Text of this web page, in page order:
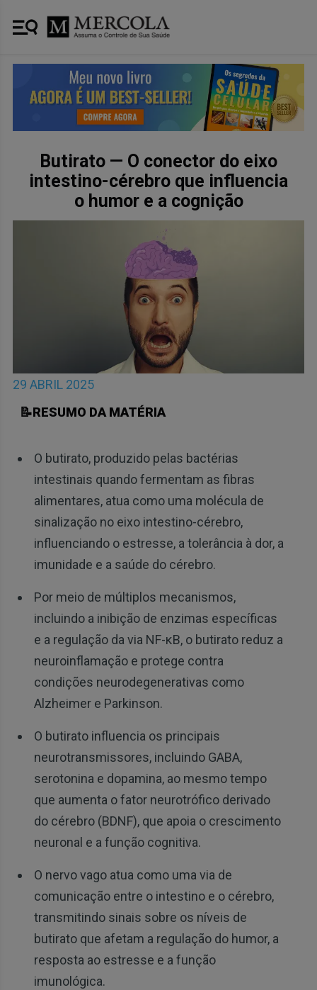
Butirato — O conector do eixo
intestino-cérebro que influencia
o humor e a cognição
29 ABRIL 2025
📝RESUMO DA MATÉRIA
O butirato, produzido pelas bactérias
intestinais quando fermentam as fibras
alimentares, atua como uma molécula de
sinalização no eixo intestino-cérebro,
influenciando o estresse, a tolerância à dor, a
imunidade e a saúde do cérebro.
Por meio de múltiplos mecanismos,
incluindo a inibição de enzimas específicas
e a regulação da via NF-κB, o butirato reduz a
neuroinflamação e protege contra
condições neurodegenerativas como
Alzheimer e Parkinson.
O butirato influencia os principais
neurotransmissores, incluindo GABA,
serotonina e dopamina, ao mesmo tempo
que aumenta o fator neurotrófico derivado
do cérebro (BDNF), que apoia o crescimento
neuronal e a função cognitiva.
O nervo vago atua como uma via de
comunicação entre o intestino e o cérebro,
transmitindo sinais sobre os níveis de
butirato que afetam a regulação do humor, a
resposta ao estresse e a função
imunológica.